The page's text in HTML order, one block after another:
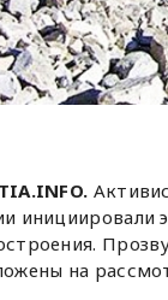
инициировали
на